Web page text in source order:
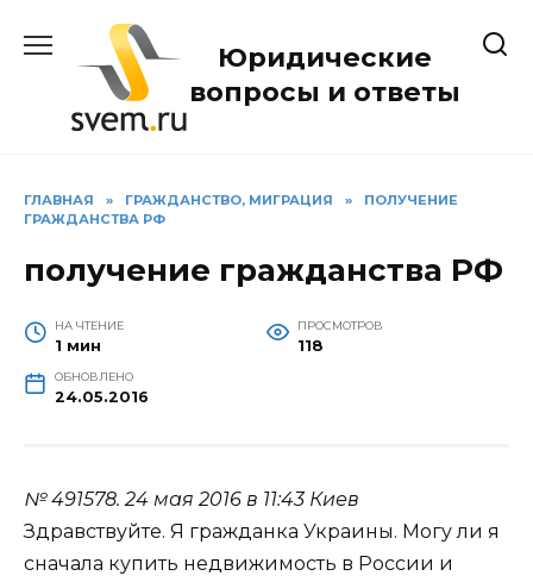
содержанию
Юридические
вопросы и ответы
ГЛАВНАЯ » ГРАЖДАНСТВО, МИГРАЦИЯ »
ПОЛУЧЕНИЕ
ГРАЖДАНСТВА РФ
получение гражданства РФ
НА ЧТЕНИЕ
1 мин
ПРОСМОТРОВ
118
ОБНОВЛЕНО
24.05.2016
№ 491578. 24 мая 2016 в 11:43 Киев
Здравствуйте. Я гражданка Украины. Могу ли я
сначала купить недвижимость в России и